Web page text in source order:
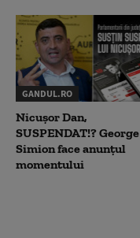
GANDUL.RO
Nicușor Dan,
SUSPENDAT!? George
Simion face anunțul
momentului